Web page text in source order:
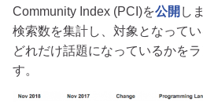
Community Index (PCI)を公開 し
検索数を集計し、対象となって
どれだけ話題になっているかを
す。